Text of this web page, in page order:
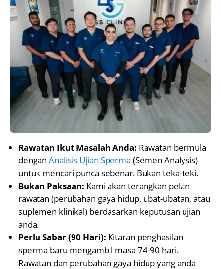
Rawatan Ikut Masalah Anda: Rawatan bermula
dengan Analisis Ujian Sperma (Semen Analysis)
untuk mencari punca sebenar. Bukan teka-teki.
Bukan Paksaan: Kami akan terangkan pelan
rawatan (perubahan gaya hidup, ubat-ubatan, atau
suplemen klinikal) berdasarkan keputusan ujian
anda.
Perlu Sabar (90 Hari): Kitaran penghasilan
sperma baru mengambil masa 74-90 hari.
Rawatan dan perubahan gaya hidup yang anda